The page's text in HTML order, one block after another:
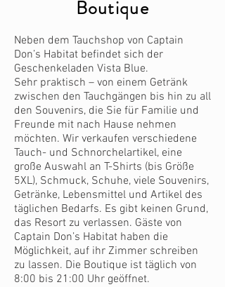
Boutique
Neben dem Tauchshop von Captain
Don’s Habitat befindet sich der
Geschenkeladen Vista Blue.
Sehr praktisch – von einem Getränk
zwischen den Tauchgängen bis hin zu all
den Souvenirs, die Sie für Familie und
Freunde mit nach Hause nehmen
möchten. Wir verkaufen verschiedene
Tauch- und Schnorchelartikel, eine
große Auswahl an T-Shirts (bis Größe
5XL), Schmuck, Schuhe, viele Souvenirs,
Getränke, Lebensmittel und Artikel des
täglichen Bedarfs. Es gibt keinen Grund,
das Resort zu verlassen. Gäste von
Captain Don’s Habitat haben die
Möglichkeit, auf ihr Zimmer schreiben
zu lassen. Die Boutique ist täglich von
8:00 bis 21:00 Uhr geöffnet.